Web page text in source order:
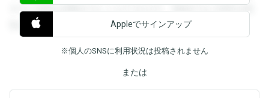
すると回答を閲覧することができます。登録すると回答を閲
覧することができます。
Appleでサインアップ
※個人のSNSに利用状況は投稿されません
または